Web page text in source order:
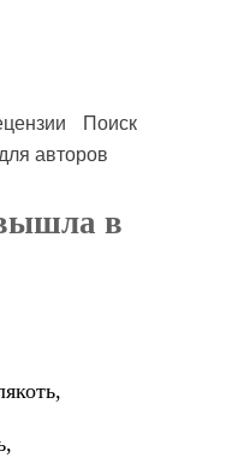
Поиск
авторов
в